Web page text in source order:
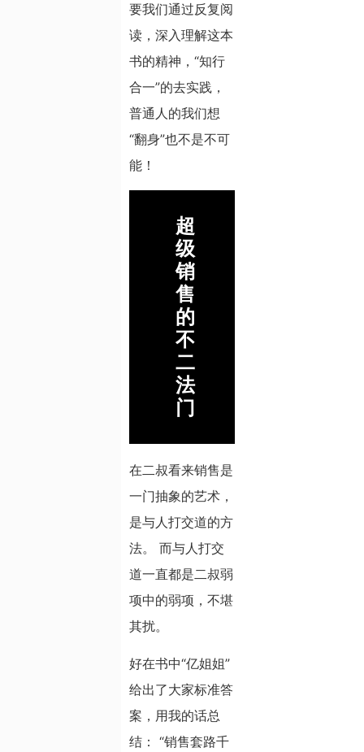
要我们通过反复阅
读，深入理解这本
书的精神，“知行
合一”的去实践，
普通人的我们想
“翻身”也不是不可
能！
超
级
销
售
的
不
二
法
门
在二叔看来销售是
一门抽象的艺术，
是与人打交道的方
法。 而与人打交
道一直都是二叔弱
项中的弱项，不堪
其扰。
好在书中“亿姐姐”
给出了大家标准答
案，用我的话总
结： “销售套路千